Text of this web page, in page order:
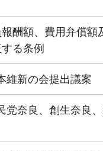
酬額、費用弁償額
る条例
維新の会提出議案
党奈良、創生奈良